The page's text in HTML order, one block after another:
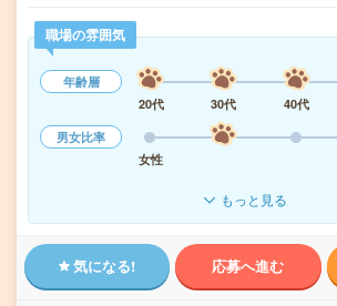
職場の雰囲気
年齢層
20代
30代 40代
男女比率
女性
もっと見る
気になる! 応募へ進む